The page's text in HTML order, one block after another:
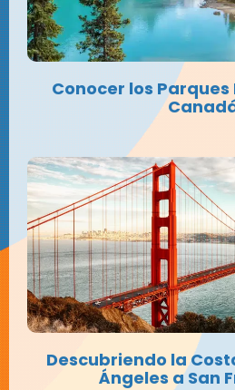
Conocer los
Descubriendo la
Ángeles a San